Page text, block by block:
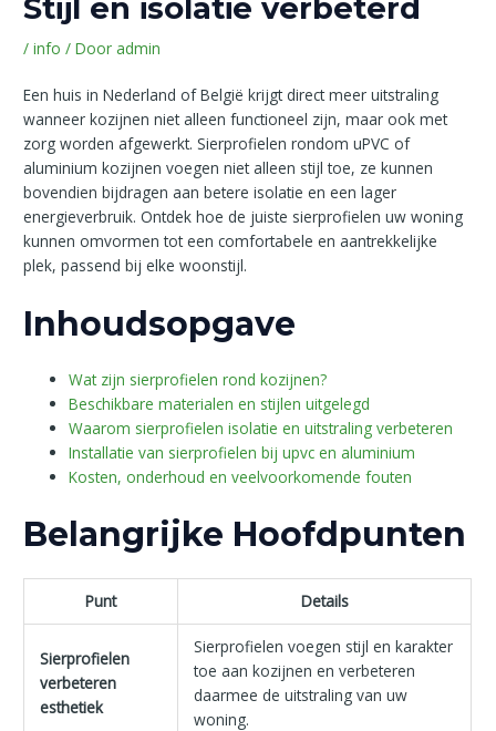
Stijl en isolatie verbeterd
/info / Door admin
Een huis in Nederland of België krijgt direct meer uitstraling
wanneer kozijnen niet alleen functioneel zijn, maar ook met
zorg worden afgewerkt. Sierprofielen rondom uPVC of
aluminium kozijnen voegen niet alleen stijl toe, ze kunnen
bovendien bijdragen aan betere isolatie en een lager
energieverbruik. Ontdek hoe de juiste sierprofielen uw woning
kunnen omvormen tot een comfortabele en aantrekkelijke
plek, passend bij elke woonstijl.
Inhoudsopgave
Wat zijn sierprofielen rond kozijnen?
Beschikbare materialen en stijlen uitgelegd
Waarom sierprofielen isolatie en uitstraling verbeteren
Installatie van sierprofielen bij upvc en aluminium
Kosten, onderhoud en veelvoorkomende fouten
Belangrijke Hoofdpunten
Punt Details
Sierprofielen
verbeteren
esthetiek
Sierprofielen voegen stijl en karakter
toe aan kozijnen en verbeteren
daarmee de uitstraling van uw
woning.